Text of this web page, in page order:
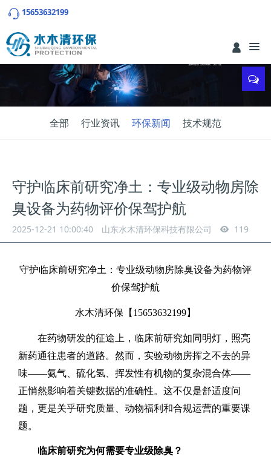
15653632199
全部 行业资讯 环保新闻 技术规范
守护临床前研究净土：专业级动物房除
臭设备为药物评价保驾护航
2025-12-21 10:00:40 山东水木清环保科技有限公司 119
守护临床前研究净土：专业级动物房除臭设备为药物评
价保驾护航
水木清环保【 15653632199】
在药物研发的征途上，临床前研究如同明灯，照亮
新药通往患者的道路。然而，实验动物房挥之不去的异
味——氨气、硫化氢、挥发性有机物的复杂混合体——
正悄然影响着关键数据的准确性。这不仅是舒适度问
题，更是关乎研究质量、动物福利和合规运营的重要课
题。
临床前研究为何需要专业级除臭？